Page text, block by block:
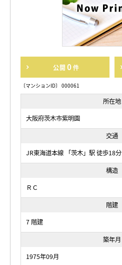
公開 0件
〔マンションID〕 000061
所在地
大阪府茨木市紫明園
交通
JR東海道本線 「茨木」駅 徒歩18分
構造
ＲＣ
階建
7 階建
築年月
1975年09月